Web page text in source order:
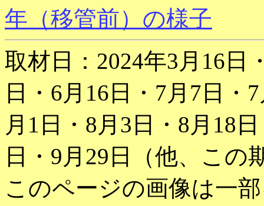
年（移管前）の様子
取材日：2024年3月16日
日・6月16日・7月7日・
月1日・8月3日・8月18
日・9月29日（他、この
このページの画像は一